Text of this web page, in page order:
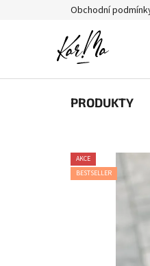
Obchodní
PRODUKTY
AKCE
BESTSELLER